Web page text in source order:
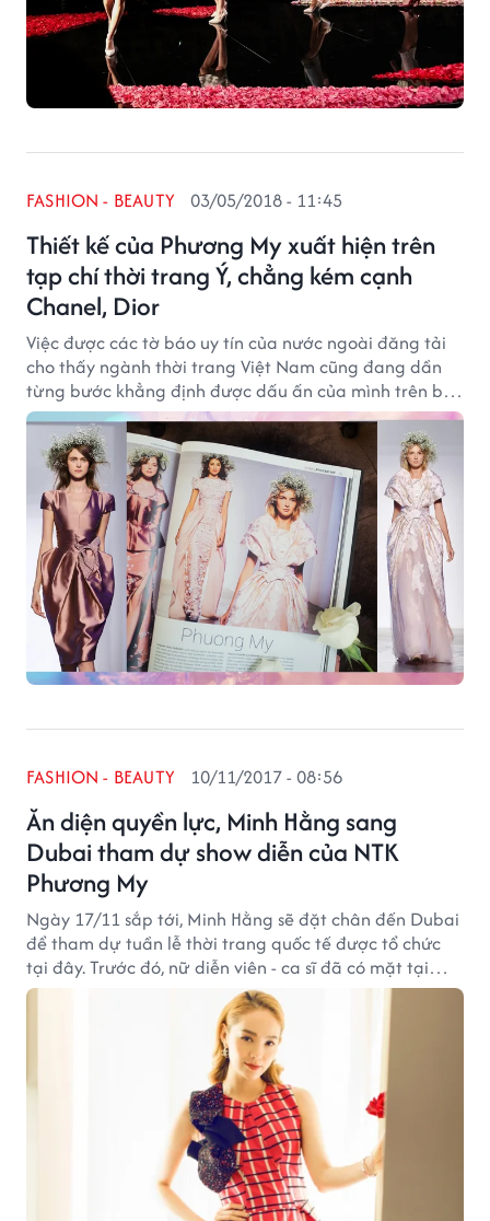
Thiết kế của Phương My xuất hiện trên
tạp chí thời trang Ý, chẳng kém cạnh
Chanel, Dior
FASHION - BEAUTY 03/05/2018 - 11:45
Việc được các tờ báo uy tín của nước ngoài đăng tải
cho thấy ngành thời trang Việt Nam cũng đang dần
từng bước khẳng định được dấu ấn của mình trên bản
đồ thời trang thế giới.
Ăn diện quyền lực, Minh Hằng sang
Dubai tham dự show diễn của NTK
Phương My
FASHION - BEAUTY 10/11/2017 - 08:56
Ngày 17/11 sắp tới, Minh Hằng sẽ đặt chân đến Dubai
để tham dự tuần lễ thời trang quốc tế được tổ chức
tại đây. Trước đó, nữ diễn viên - ca sĩ đã có mặt tại
showroom NTK Phương My để lựa chọn trang phục
tham gia sự kiện quan trọng này.